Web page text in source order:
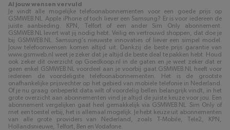
Al jouw wensen vervuld
Je vindt alle mogelijke telefoonabonnementen voor een goede prijs op
GSMWEB.NL. Apple iPhone of toch liever een Samsung? Er is voor iedereen de
juiste aanbieding. KPN, Telfort of een ander Sim Only abonnement.
GSMWEB.NL levert wat jij nodig hebt. Veilig en vertrouwd shoppen, dat doe je
bij GSMWEB.NL. Samsung’s nieuwste innovaties of liever een simpel model.
Jouw telefoonwensen komen altijd uit. Dankzij de beste prijs garantie van
www.gsmweb.nl weet je zeker dat je altijd de beste deal te pakken hebt. Houd
ook zeker dit overzicht op Goedkoop.nl in de gaten en je weet zeker dat er
geen enkel GSMWEB.NL voordeel aan je voorbij gaat.GSMWEB.NL heeft voor
iedereen de voordeligste telefoonabonnementen. Het is de grootste
onafhankelijke prijsvechter op het gebied van mobiele telefonie in Nederland.
Of je nu graag onbeperkt data wilt of voordelig bellen belangrijk vindt, in het
grote overzicht aan abonnementen vind je altijd de juiste keuze voor jou. Een
abonnement vergelijken gaat heel gemakkelijk via GSMWEB.NL. Sim Only of
met een toestel erbij, het is allemaal mogelijk. Je hebt keuze uit abonnementen
van alle grote providers van Nederland, zoals T-Mobile, Tele2, KPN,
Hollandsnieuwe, Telfort, Ben en Vodafone.